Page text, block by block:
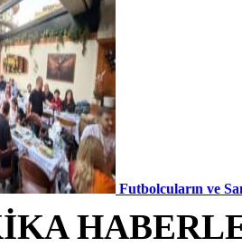
Futbolcuların ve